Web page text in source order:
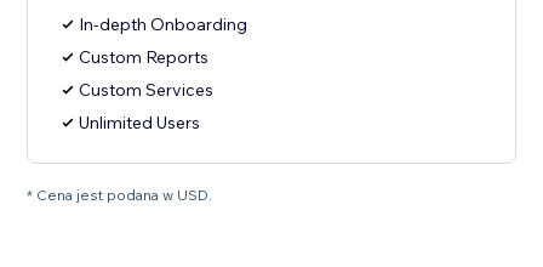
In-depth Onboarding
Custom Reports
Custom Services
Unlimited Users
* Cena jest podana w USD.